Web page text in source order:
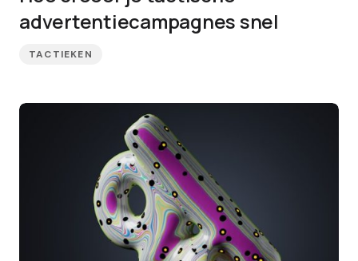
advertentiecampagnes snel
TACTIEKEN